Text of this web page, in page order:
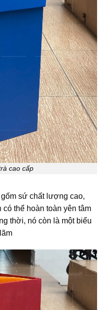
cao cấp
sứ chất lượng cao,
thể hoàn toàn yên tâm
thời, nó còn là một biểu